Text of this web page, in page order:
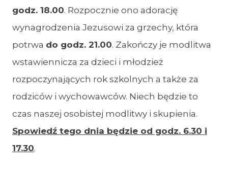
godz. 18.00. Rozpocznie ono adorację
wynagrodzenia Jezusowi za grzechy, która
potrwa do godz. 21.00. Zakończy je modlitwa
wstawiennicza za dzieci i młodzież
rozpoczynających rok szkolnych a także za
rodziców i wychowawców. Niech będzie to
czas naszej osobistej modlitwy i skupienia.
Spowiedź tego dnia będzie od godz. 6.30 i
17.30.